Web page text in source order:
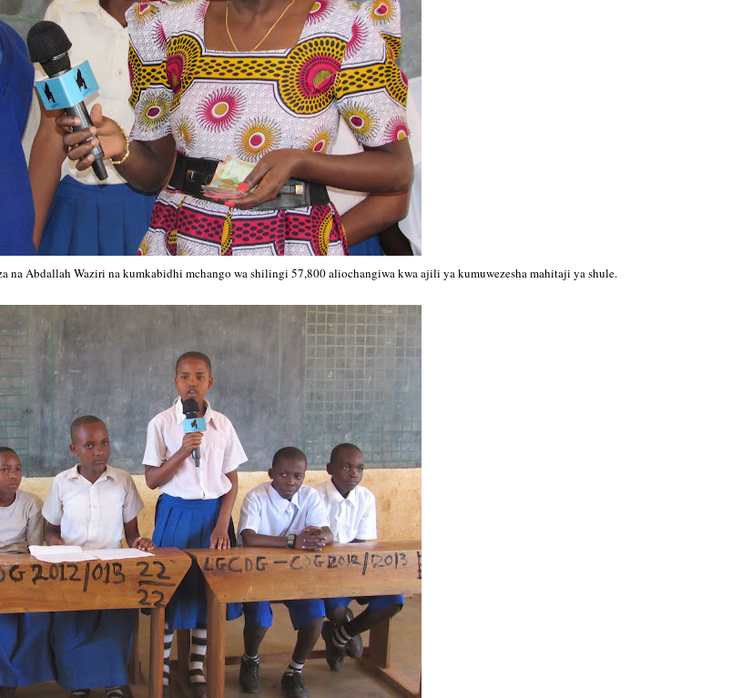
na Abdallah Waziri na kumkabidhi mchango wa shilingi 57,800 aliochangiwa kwa ajili ya kumuwezesha mahitaji ya shule.